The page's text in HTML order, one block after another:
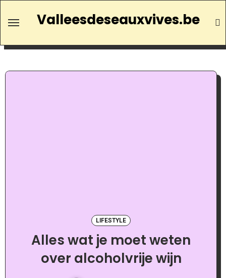
Valleesdeseauxvives.be
LIFESTYLE
Alles wat je moet weten
over alcoholvrije wijn